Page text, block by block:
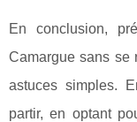
En conclusion,
Camargue sans se
astuces simples.
partir, en optant